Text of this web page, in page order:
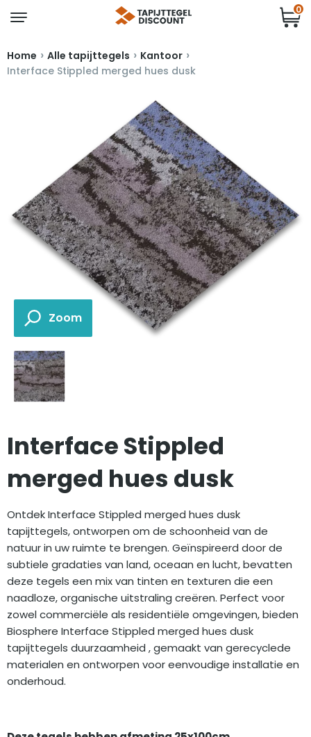
0
Home › Alle tapijttegels › Kantoor ›
Interface Stippled merged hues dusk
Interface Stippled
merged hues dusk
Ontdek Interface Stippled merged hues dusk
tapijttegels, ontworpen om de schoonheid van de
natuur in uw ruimte te brengen. Geïnspireerd door de
subtiele gradaties van land, oceaan en lucht, bevatten
deze tegels een mix van tinten en texturen die een
naadloze, organische uitstraling creëren. Perfect voor
zowel commerciële als residentiële omgevingen, bieden
Biosphere Interface Stippled merged hues dusk
tapijttegels duurzaamheid , gemaakt van gerecyclede
materialen en ontworpen voor eenvoudige installatie en
onderhoud.